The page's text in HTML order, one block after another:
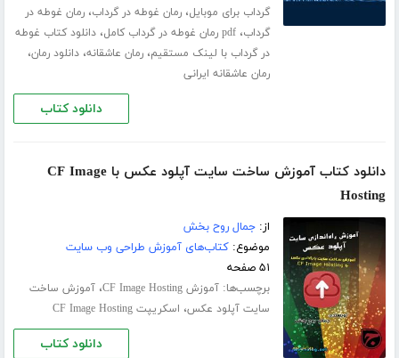
گرداب برای موبایل،رمان غوطه در گرداب،رمان غوطه در
گرداب،pdf رمان غوطه در گرداب کامل ،دانلود کتاب غوطه
در گرداب با لینک مستقیم،رمان عاشقانه،دانلود رمان،
رمان عاشقانه ایرانی
دانلود کتاب
دانلود کتاب آموزش ساخت سایت آپلود عکس با CF Image
Hosting
از:جمال روح بخش
موضوع:کتاب‌های آموزش طراحی وب سایت
۵۱ صفحه
برچسب‌ها:آموزش CF Image Hosting ،آموزش ساخت
سایت آپلود عکس، اسکریپت CF Image Hosting
دانلود کتاب